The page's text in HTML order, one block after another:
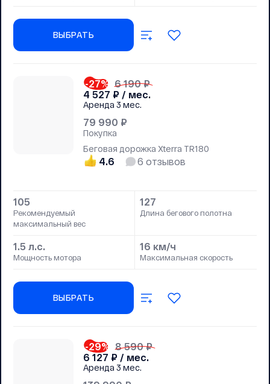
ВЫБРАТЬ
-27% 6 190 ₽
4 527 ₽ / мес.
Аренда 3 мес.
79 990 ₽
Покупка
Беговая дорожка Xterra TR180
4.6 6 отзывов
105
Рекомендуемый
максимальный вес
127
Длина бегового полотна
1.5 л.с.
Мощность мотора
16 км/ч
Максимальная скорость
ВЫБРАТЬ
-29% 8 590 ₽
6 127 ₽ / мес.
Аренда 3 мес.